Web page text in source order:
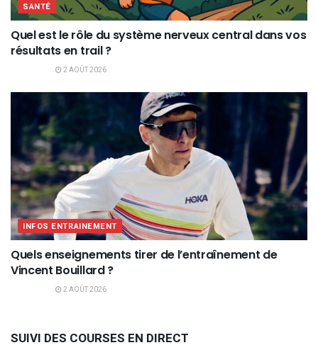
SANTÉ
Quel est le rôle du système nerveux central dans vos
résultats en trail ?
2 AOÛT 2026
INFOS ENTRAINEMENT
Quels enseignements tirer de l’entraînement de
Vincent Bouillard ?
2 AOÛT 2026
SUIVI DES COURSES EN DIRECT